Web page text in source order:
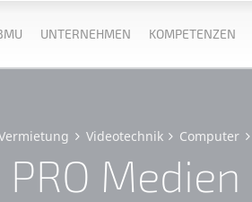
UNTERNEHMEN KOMPETENZEN
Videotechnik Computer